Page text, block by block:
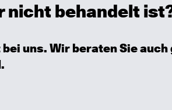
nicht behandelt
bei uns. Wir beraten Sie auch